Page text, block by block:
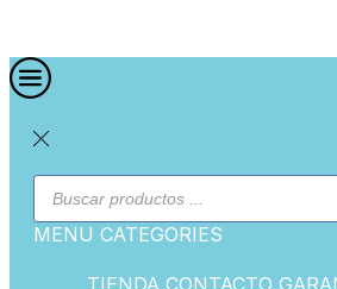
MENU CATEGORIES